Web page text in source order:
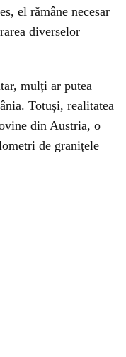
el rămâne necesar
diverselor
mulți ar putea
Totuși, realitatea
din Austria, o
de granițele